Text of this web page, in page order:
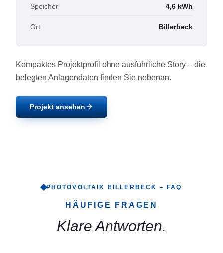
Speicher 4,6 kWh
Ort Billerbeck
Kompaktes Projektprofil ohne ausführliche Story – die
belegten Anlagendaten finden Sie nebenan.
Projekt ansehen
PHOTOVOLTAIK BILLERBECK – FAQ
HÄUFIGE FRAGEN
Klare Antworten.